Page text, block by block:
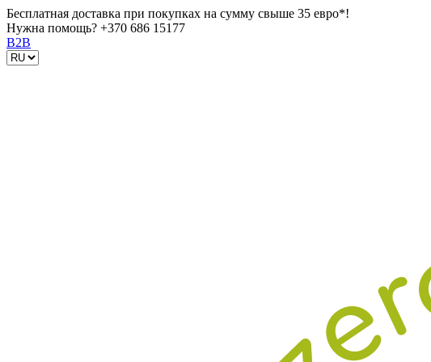
Бесплатная доставка при покупках на сумму свыше 35 евро*!
Нужна помощь? +370 686 15177
B2B